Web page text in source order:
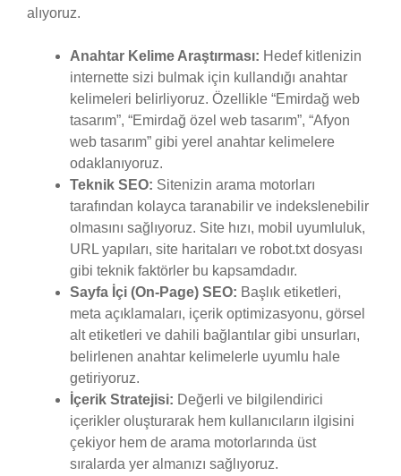
alıyoruz.
Anahtar Kelime Araştırması: Hedef kitlenizin
internette sizi bulmak için kullandığı anahtar
kelimeleri belirliyoruz. Özellikle “Emirdağ web
tasarım”, “Emirdağ özel web tasarım”, “Afyon
web tasarım” gibi yerel anahtar kelimelere
odaklanıyoruz.
Teknik SEO: Sitenizin arama motorları
tarafından kolayca taranabilir ve indekslenebilir
olmasını sağlıyoruz. Site hızı, mobil uyumluluk,
URL yapıları, site haritaları ve robot.txt dosyası
gibi teknik faktörler bu kapsamdadır.
Sayfa İçi (On-Page) SEO: Başlık etiketleri,
meta açıklamaları, içerik optimizasyonu, görsel
alt etiketleri ve dahili bağlantılar gibi unsurları,
belirlenen anahtar kelimelerle uyumlu hale
getiriyoruz.
İçerik Stratejisi: Değerli ve bilgilendirici
içerikler oluşturarak hem kullanıcıların ilgisini
çekiyor hem de arama motorlarında üst
sıralarda yer almanızı sağlıyoruz.